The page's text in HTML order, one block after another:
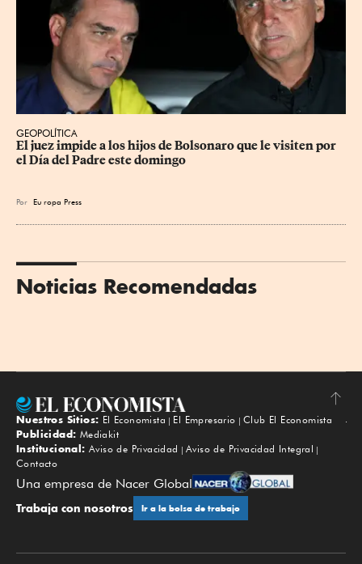
GEOPOLÍTICA
El juez impide a los hijos de Bolsonaro que le visiten por
el Día del Padre este domingo
Por Eu ropa Press
Noticias Recomendadas
Subir
Nuestros Sitios: El Economista El Empresario
Club El Economista
Publicidad: Mediakit
Institucional: Aviso de Privacidad
Aviso de Privacidad Integral
Contacto
Una empresa de Nacer Global
Trabaja con nosotros Ir a la bolsa de trabajo